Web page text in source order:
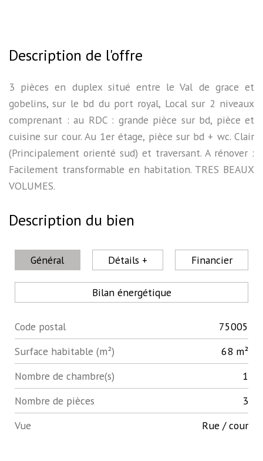
Description de l'offre
3 pièces en duplex situé entre le Val de grace et
gobelins, sur le bd du port royal, Local sur 2 niveaux
comprenant : au RDC : grande pièce sur bd, pièce et
cuisine sur cour. Au 1er étage, pièce sur bd + wc. Clair
(Principalement orienté sud) et traversant. A rénover :
Facilement transformable en habitation. TRES BEAUX
VOLUMES.
Description du bien
Général Détails + Financier
Bilan énergétique
Label
Code postal
75005
Surface habitable (m²)
68 m²
Nombre de chambre(s)
1
Nombre de pièces
3
Vue
rue / cour